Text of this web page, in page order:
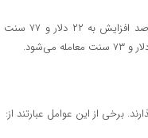
در میان سایر فلزات گرانبها، قیمت نقره با ۰.۱۵ درصد افزایش به ۲۲ دلار و ۷۷ سنت
برخی از این عوامل عبارتند از: